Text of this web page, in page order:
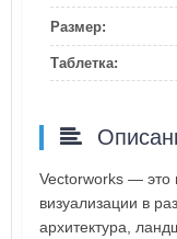
Размер:
Таблетка:
Vectorworks — это
визуализации в
архитектура,